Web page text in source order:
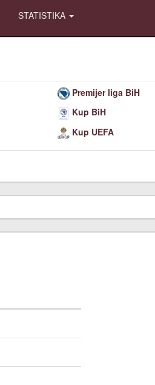
STATISTIKA
Premijer liga BiH
Kup BiH
Kup UEFA